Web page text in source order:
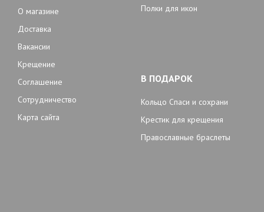
О магазине
Доставка
Вакансии
Крещение
Соглашение
Сотрудничество
Карта сайта
Полки для икон
В ПОДАРОК
Кольцо Спаси и сохрани
Крестик для крещения
Православные браслеты